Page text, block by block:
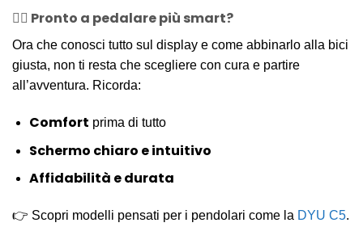
🚴‍♂️ Pronto a pedalare più smart?
Ora che conosci tutto sul display e come abbinarlo alla bici
giusta, non ti resta che scegliere con cura e partire
all’avventura. Ricorda:
Comfort prima di tutto
Schermo chiaro e intuitivo
Affidabilità e durata
👉 Scopri modelli pensati per i pendolari come la DYU C5.